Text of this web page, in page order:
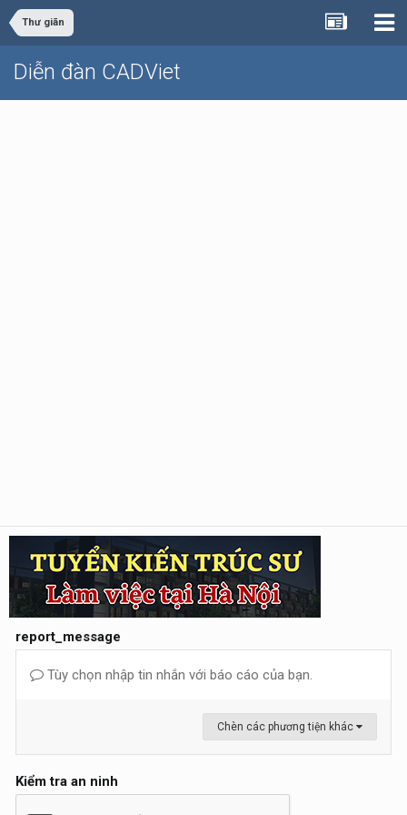
Thư giãn
Diễn đàn CADViet
report_message
Tùy chọn nhập tin nhắn với báo cáo của bạn.
Chèn các phương tiện khác
Kiểm tra an ninh